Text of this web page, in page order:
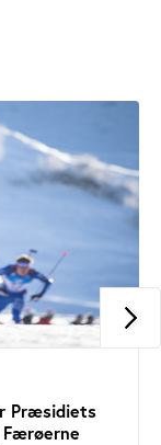
Præsidiets